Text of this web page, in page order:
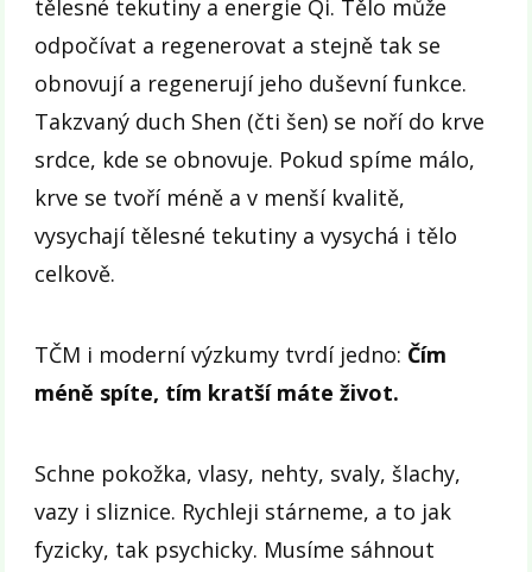
tělesné tekutiny a energie Qi. Tělo může
odpočívat a regenerovat a stejně tak se
obnovují a regenerují jeho duševní funkce.
Takzvaný duch Shen (čti šen) se noří do krve
srdce, kde se obnovuje. Pokud spíme málo,
krve se tvoří méně a v menší kvalitě,
vysychají tělesné tekutiny a vysychá i tělo
celkově.
TČM i moderní výzkumy tvrdí jedno: Čím
méně spíte, tím kratší máte život.
Schne pokožka, vlasy, nehty, svaly, šlachy,
vazy i sliznice. Rychleji stárneme, a to jak
fyzicky, tak psychicky. Musíme sáhnout